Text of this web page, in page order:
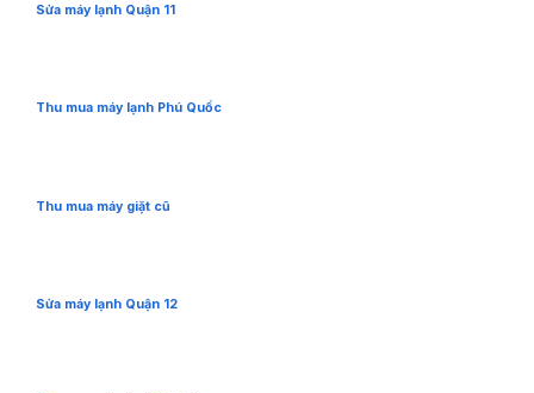
Sửa máy lạnh Quận 11
Thu mua máy lạnh Phú Quốc
Thu mua máy giặt cũ
Sửa máy lạnh Quận 12